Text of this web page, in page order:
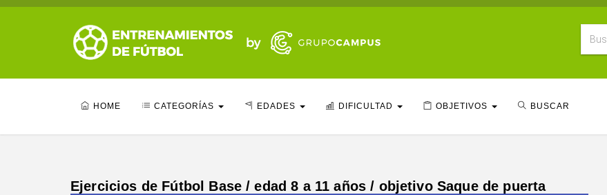
HOME CATEGORÍAS EDADES DIFICULTAD OBJETIVOS BUSCAR
Ejercicios de Fútbol Base / edad 8 a 11 años / objetivo Saque de puerta